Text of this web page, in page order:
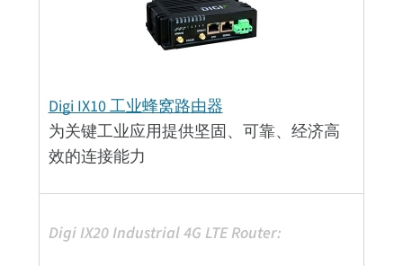
Digi IX10 工业蜂窝路由器
为关键工业应用提供坚固、可靠、经济高
效的连接能力